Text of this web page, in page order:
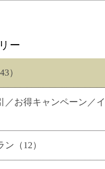
ー
）
／お得キャンペーン／
（12）